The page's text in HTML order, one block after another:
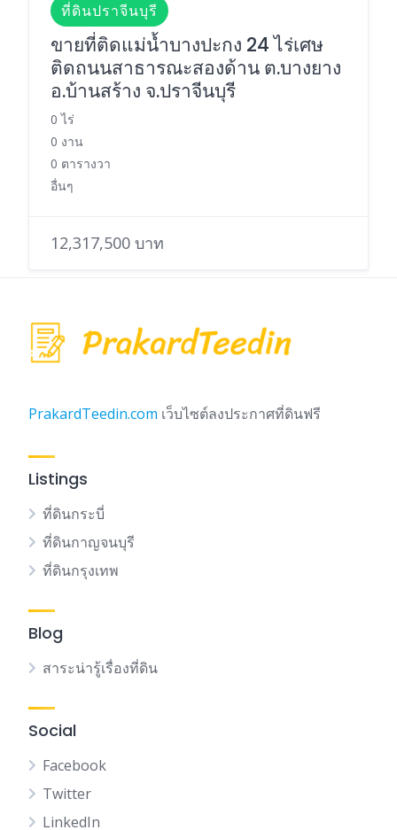
ที่ดินปราจีนบุรี
ขายที่ติดแม่น้ำบางปะกง 24 ไร่เศษ
ติดถนนสาธารณะสองด้าน ต.บางยาง
อ.บ้านสร้าง จ.ปราจีนบุรี
0 ไร่
0 งาน
0 ตารางวา
อื่นๆ
12,317,500 บาท
PrakardTeedin.com เว็บไซต์ลงประกาศที่ดินฟรี
Listings
ที่ดินกระบี่
ที่ดินกาญจนบุรี
ที่ดินกรุงเทพ
Blog
สาระน่ารู้เรื่องที่ดิน
Social
Facebook
Twitter
LinkedIn